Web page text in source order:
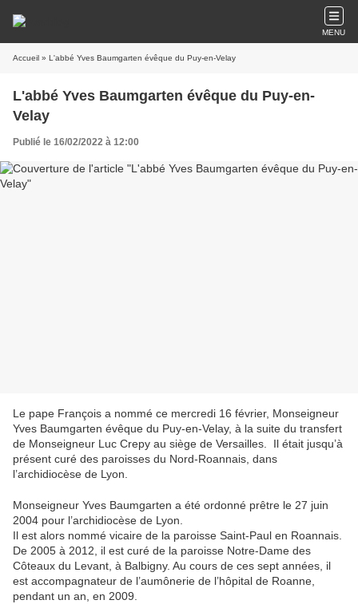
MENU
Accueil » L'abbé Yves Baumgarten évêque du Puy-en-Velay
L'abbé Yves Baumgarten évêque du Puy-en-
Velay
Publié le 16/02/2022 à 12:00
Le pape François a nommé ce mercredi 16 février, Monseigneur
Yves Baumgarten évêque du Puy-en-Velay, à la suite du transfert
de Monseigneur Luc Crepy au siège de Versailles. Il était jusqu’à
présent curé des paroisses du Nord-Roannais, dans
l’archidiocèse de Lyon.
Monseigneur Yves Baumgarten a été ordonné prêtre le 27 juin
2004 pour l’archidiocèse de Lyon.
Il est alors nommé vicaire de la paroisse Saint-Paul en Roannais.
De 2005 à 2012, il est curé de la paroisse Notre-Dame des
Côteaux du Levant, à Balbigny. Au cours de ces sept années, il
est accompagnateur de l’aumônerie de l’hôpital de Roanne,
pendant un an, en 2009.